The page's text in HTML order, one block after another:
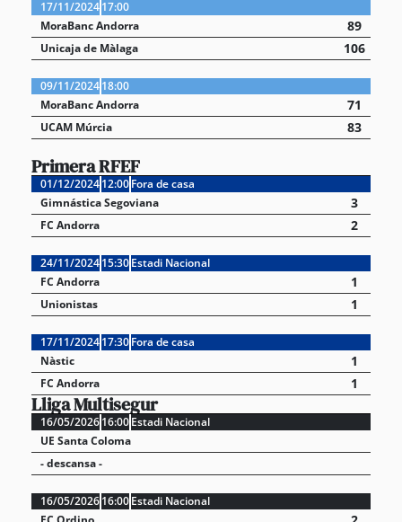
17/11/202417:00
MoraBanc Andorra
89
Unicaja de Màlaga 106
09/11/202418:00
MoraBanc Andorra
71
UCAM Múrcia 83
Primera RFEF
01/12/202412:00Fora de casa
Gimnástica Segoviana
3
FC Andorra 2
24/11/202415:30Estadi Nacional
FC Andorra
1
Unionistas 1
17/11/202417:30Fora de casa
Nàstic
1
FC Andorra 1
Lliga Multisegur
16/05/202616:00Estadi Nacional
UE Santa Coloma
- descansa -
16/05/202616:00Estadi Nacional